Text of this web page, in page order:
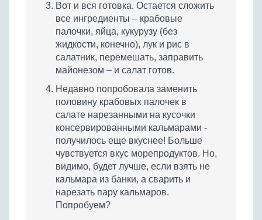
Вот и вся готовка. Остается сложить
все ингредиенты – крабовые
палочки, яйца, кукурузу (без
жидкости, конечно), лук и рис в
салатник, перемешать, заправить
майонезом – и салат готов.
Недавно попробовала заменить
половину крабовых палочек в
салате нарезанными на кусочки
консервированными кальмарами -
получилось еще вкуснее! Больше
чувствуется вкус морепродуктов. Но,
видимо, будет лучше, если взять не
кальмара из банки, а сварить и
нарезать пару кальмаров.
Попробуем?